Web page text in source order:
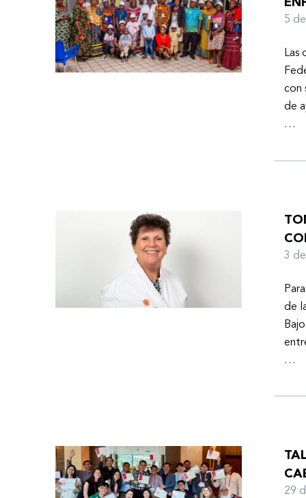
Ayuda Humanitaria de la Federación Mundial de
Hemofilia (FMH) cuando Fendi encontró la
esperanza de una vida mejor.
5
Las
con
de
…
3
de
…
29